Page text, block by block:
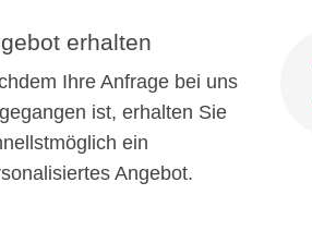
erhalten
Ihre Anfrage bei uns
ist, erhalten Sie
ein
Angebot.